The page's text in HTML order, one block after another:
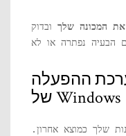
המכונה שלך ובדוק
מערכת ההפעלה
של Windows
שלך כמוצא אחרון.